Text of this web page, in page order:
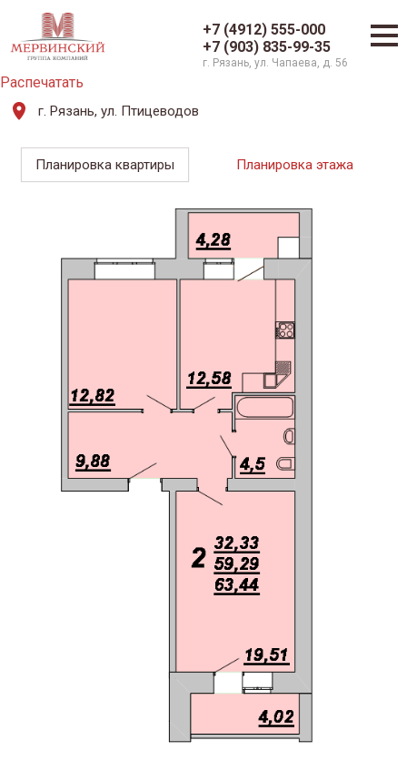
+7 (4912) 555-000
+7 (903) 835-99-35
г. Рязань, ул. Чапаева, д. 56
Распечатать
г. Рязань, ул. Птицеводов
Планировка квартиры Планировка этажа